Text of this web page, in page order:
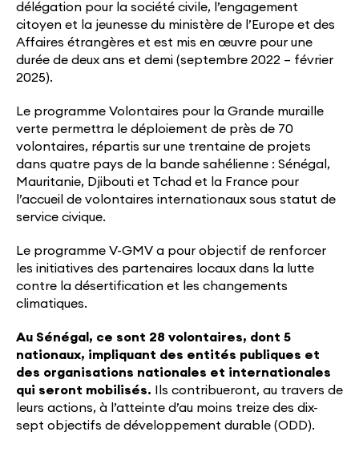
délégation pour la société civile, l’engagement
citoyen et la jeunesse du ministère de l’Europe et des
Affaires étrangères et est mis en œuvre pour une
durée de deux ans et demi (septembre 2022 – février
2025).
Le programme Volontaires pour la Grande muraille
verte permettra le déploiement de près de 70
volontaires, répartis sur une trentaine de projets
dans quatre pays de la bande sahélienne : Sénégal,
Mauritanie, Djibouti et Tchad et la France pour
l’accueil de volontaires internationaux sous statut de
service civique.
Le programme V-GMV a pour objectif de renforcer
les initiatives des partenaires locaux dans la lutte
contre la désertification et les changements
climatiques.
Au Sénégal, ce sont 28 volontaires, dont 5
nationaux, impliquant des entités publiques et
des organisations nationales et internationales
qui seront mobilisés. Ils contribueront, au travers de
leurs actions, à l’atteinte d’au moins treize des dix-
sept objectifs de développement durable (ODD).